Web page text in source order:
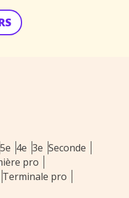
5e 4e 3e Seconde
pro
Terminale pro